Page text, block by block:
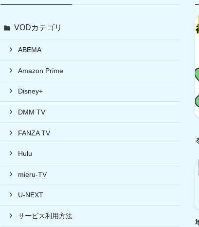
VODカテゴリ
ABEMA
Amazon Prime
Disney+
DMM TV
FANZA TV
Hulu
mieru-TV
U-NEXT
サービス利用方法